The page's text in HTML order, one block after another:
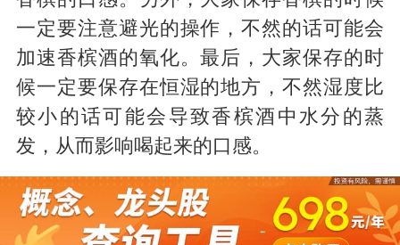
一定要注意避光的操作，不然的话可能会
加速香槟酒的氧化。最后，大家保存的时
候一定要保存在恒湿的地方，不然湿度比
较小的话可能会导致香槟酒中水分的蒸
发，从而影响喝起来的口感。